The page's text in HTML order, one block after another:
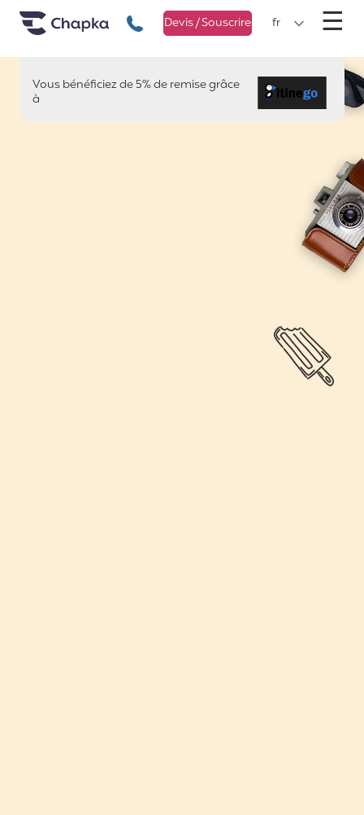
Chapka Assurances Voyages
+33 1 74 85 50 50
Devis / Souscrire fr ☰
Vous bénéficiez de 5% de remise grâce
à
Itinego